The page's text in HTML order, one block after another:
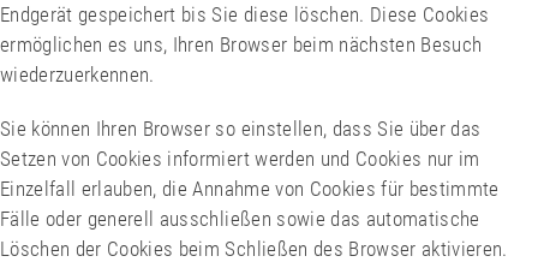
Endgerät gespeichert bis Sie diese löschen. Diese Cookies
ermöglichen es uns, Ihren Browser beim nächsten Besuch
wiederzuerkennen.
Sie können Ihren Browser so einstellen, dass Sie über das
Setzen von Cookies informiert werden und Cookies nur im
Einzelfall erlauben, die Annahme von Cookies für bestimmte
Fälle oder generell ausschließen sowie das automatische
Löschen der Cookies beim Schließen des Browser aktivieren.